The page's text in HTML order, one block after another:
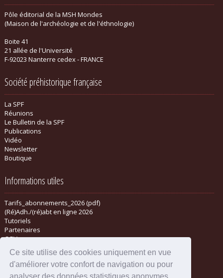
Ce site utilise des cookies uniquement en vue
d'améliorer votre confort de navigation ou pour
analyser des données statistiques anonymes.
Pôle éditorial de la MSH Mondes
(Maison de l'archéologie et de l'éthnologie)
Boite 41
21 allée de l'Université
F-92023 Nanterre cedex - FRANCE
Société préhistorique française
La SPF
Réunions
Le Bulletin de la SPF
Publications
Vidéo
Newsletter
Boutique
Informations utiles
Tarifs_abonnements_2026 (pdf)
(Ré)Adh./(ré)abt en ligne 2026
Tutoriels
Partenaires
CGV